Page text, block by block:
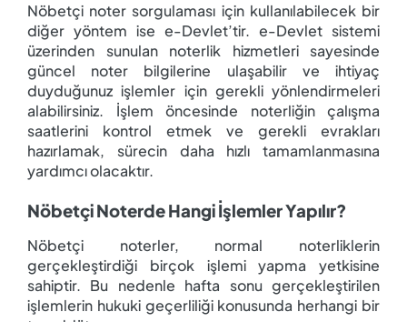
Nöbetçi noter sorgulaması için kullanılabilecek bir
diğer yöntem ise e-Devlet’tir. e-Devlet sistemi
üzerinden sunulan noterlik hizmetleri sayesinde
güncel noter bilgilerine ulaşabilir ve ihtiyaç
duyduğunuz işlemler için gerekli yönlendirmeleri
alabilirsiniz. İşlem öncesinde noterliğin çalışma
saatlerini kontrol etmek ve gerekli evrakları
hazırlamak, sürecin daha hızlı tamamlanmasına
yardımcı olacaktır.
Nöbetçi Noterde Hangi İşlemler Yapılır?
Nöbetçi noterler, normal noterliklerin
gerçekleştirdiği birçok işlemi yapma yetkisine
sahiptir. Bu nedenle hafta sonu gerçekleştirilen
işlemlerin hukuki geçerliliği konusunda herhangi bir